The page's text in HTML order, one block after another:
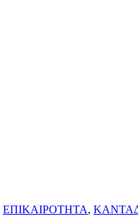
ΕΠΙΚΑΙΡΟΤΗΤΑ,